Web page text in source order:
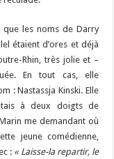
que les noms de Darry
étaient d’ores et déjà
Rhin, très jolie et –
En tout cas, elle
: Nastassja Kinski. Elle
à deux doigts de
me demandant où
jeune comédienne,
: « Laisse-la repartir, le